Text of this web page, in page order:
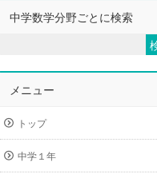
中学数学分野ごとに検索
メニュー
トップ
中学１年